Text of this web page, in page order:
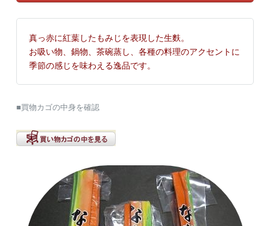
真っ赤に紅葉したもみじを表現した生麩。
お吸い物、鍋物、茶碗蒸し、各種の料理のアクセントに
季節の感じを味わえる逸品です。
■買物カゴの中身を確認